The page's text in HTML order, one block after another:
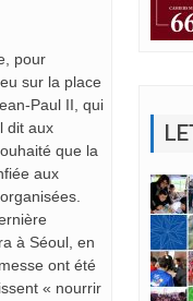
pour
sur la place
Paul II, qui
dit aux
que la
aux
à Séoul, en
ont été
« nourrir